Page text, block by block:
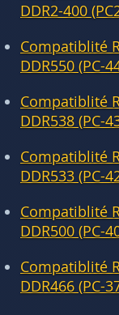
DDR2-400
Compatiblité
DDR550 (PC-
Compatiblité
DDR538 (PC-
Compatiblité
DDR533 (PC-
Compatiblité
DDR500 (PC-
Compatiblité
DDR466 (PC-